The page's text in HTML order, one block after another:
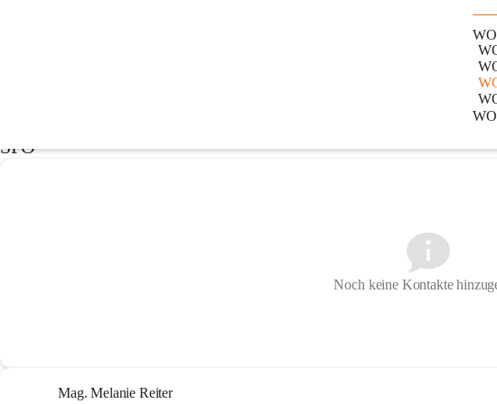
Mitglieder des Gemeinderates der Stadtgemeinde
Der Gemeinderat der Stadtgemeinde Wolfsberg setzt sich gemäß § 18 Abs. 1 K-AGO
SPÖ
Noch keine Kontakte
Mag. Melanie Reiter